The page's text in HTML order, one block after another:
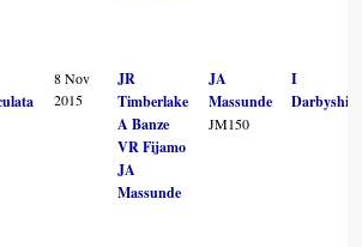
8 Nov
2015
JR
Timberlake
A Banze
VR Fijamo
JA
Massunde
JA
Massunde
JM150
I
Darbyshire